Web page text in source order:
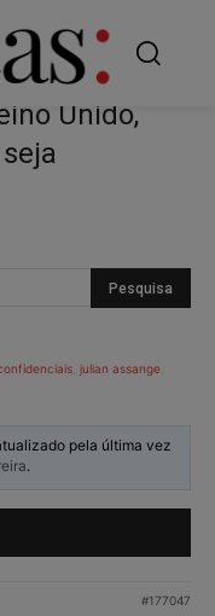
Unido,
julian assange
pela última vez
.
#177047